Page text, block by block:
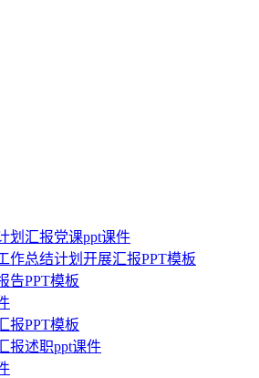
划汇报党课ppt课件
作总结计划开展汇报PPT模板
告PPT模板
报PPT模板
报述职ppt课件